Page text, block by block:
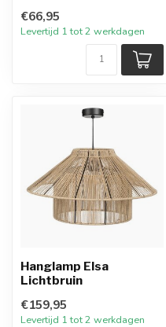
€66,95
Levertijd 1 tot 2 werkdagen
Hanglamp Elsa
Lichtbruin
€159,95
Levertijd 1 tot 2 werkdagen